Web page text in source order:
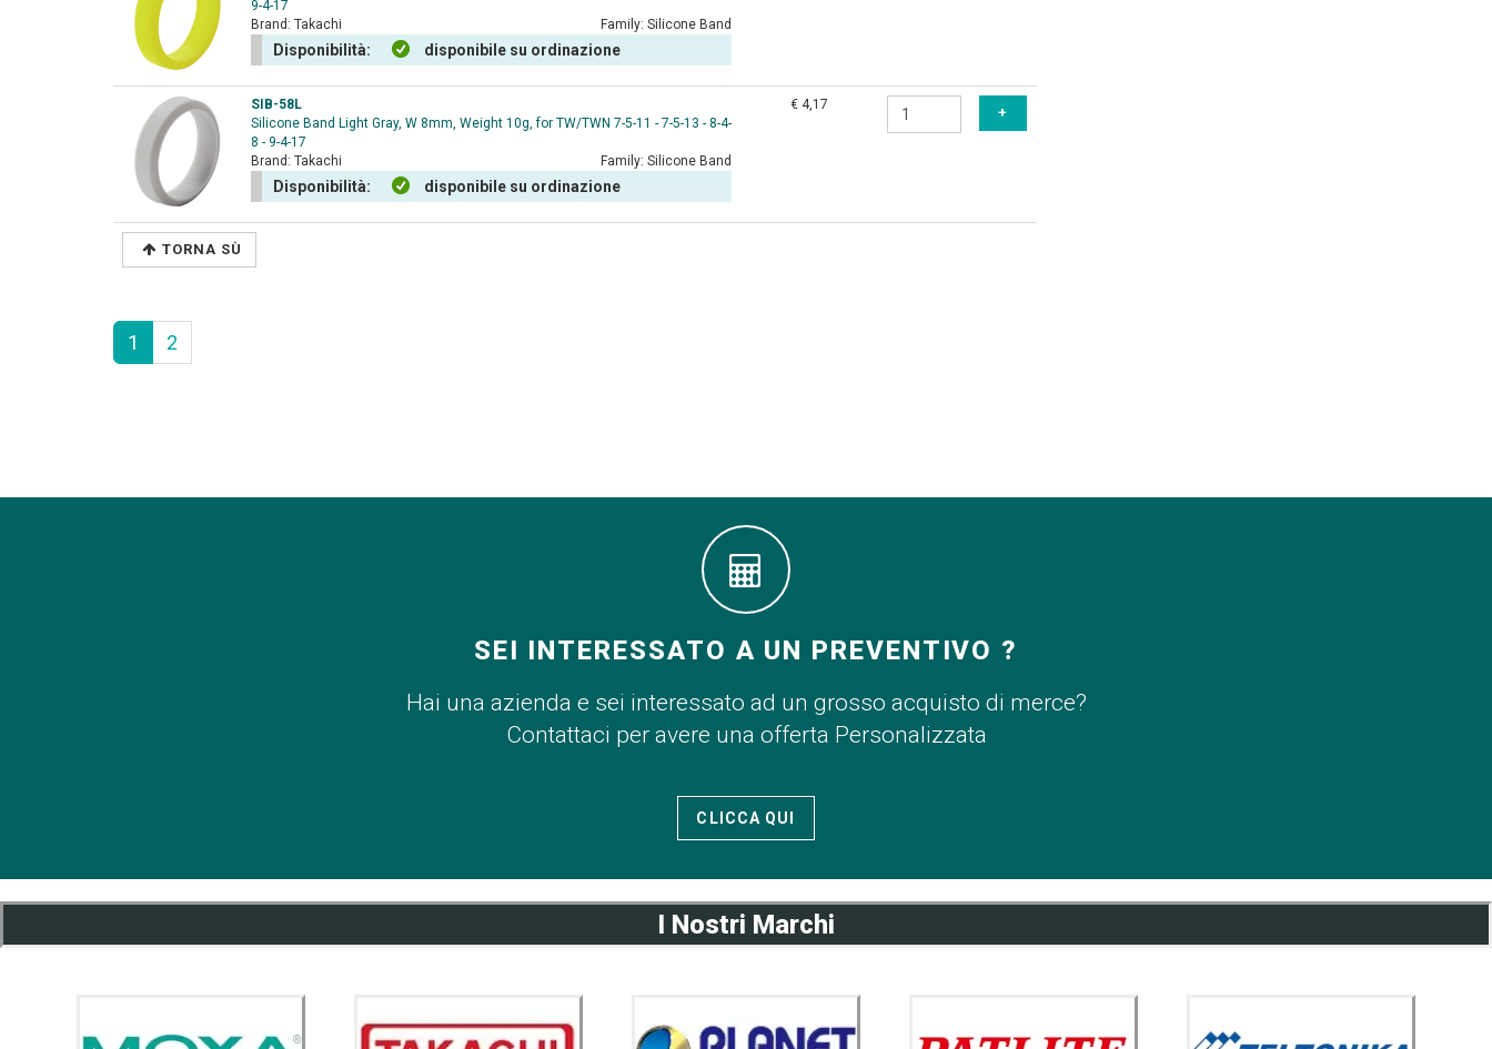
9-4-17
Brand: Takachi Family: Silicone Band
Disponibilità: disponibile su ordinazione
SIB-58L
Silicone Band Light Gray, W 8mm, Weight 10g, for TW/TWN 7-5-11 - 7-5-13 - 8-4-
8 - 9-4-17
Brand: Takachi Family: Silicone Band
Disponibilità: disponibile su ordinazione
€ 4,17
TORNA SÙ
1 2
SEI INTERESSATO A UN PREVENTIVO ?
Hai una azienda e sei interessato ad un grosso acquisto di merce?
Contattaci per avere una offerta Personalizzata
CLICCA QUI
I Nostri Marchi